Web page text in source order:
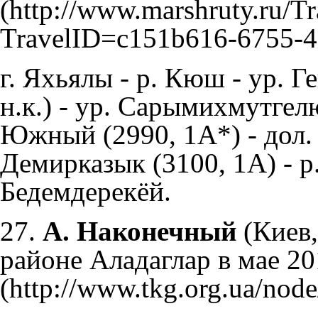
г. Яхьялы - р. Кюш - ур.
н.к.) - ур.
Южный (2990, 1А*) - дол.
Демирказык (3100, 1А) -
Бедемдерекёй.
27. А. Наконечный
районе Аладаглар в мае